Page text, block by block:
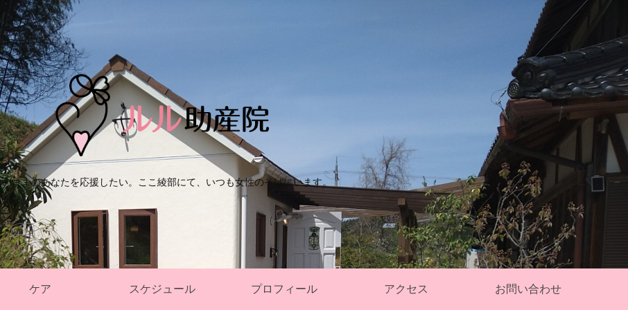
のままのあなたを応援したい。ここ綾部にて、いつも女性のそばにいます。
ケア スケジュール プロフィール アクセス お問い合わせ